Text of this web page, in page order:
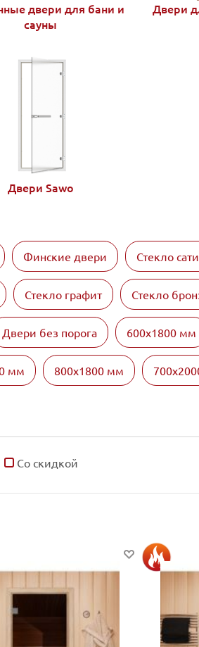
двери для бани и
сауны
Двери
Двери Sawo
Финские двери Стекло
Стекло графит Стекло
Двери без порога 600х1800 мм
мм 800х1800 мм
Со скидкой